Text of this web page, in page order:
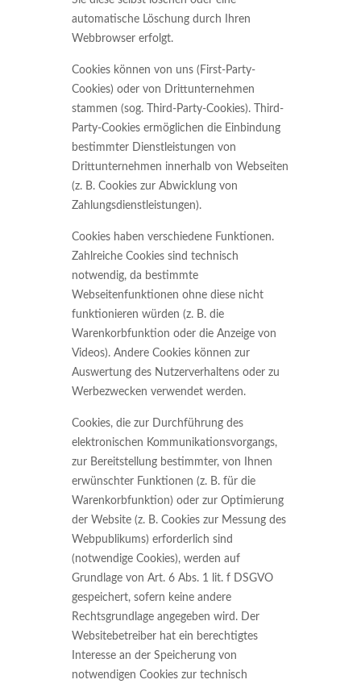
automatische Löschung durch Ihren
Webbrowser erfolgt.
Cookies können von uns (First-Party-
Cookies) oder von Drittunternehmen
stammen (sog. Third-Party-Cookies). Third-
Party-Cookies ermöglichen die Einbindung
bestimmter Dienstleistungen von
Drittunternehmen innerhalb von Webseiten
(z. B. Cookies zur Abwicklung von
Zahlungsdienstleistungen).
Cookies haben verschiedene Funktionen.
Zahlreiche Cookies sind technisch
notwendig, da bestimmte
Webseitenfunktionen ohne diese nicht
funktionieren würden (z. B. die
Warenkorbfunktion oder die Anzeige von
Videos). Andere Cookies können zur
Auswertung des Nutzerverhaltens oder zu
Werbezwecken verwendet werden.
Cookies, die zur Durchführung des
elektronischen Kommunikationsvorgangs,
zur Bereitstellung bestimmter, von Ihnen
erwünschter Funktionen (z. B. für die
Warenkorbfunktion) oder zur Optimierung
der Website (z. B. Cookies zur Messung des
Webpublikums) erforderlich sind
(notwendige Cookies), werden auf
Grundlage von Art. 6 Abs. 1 lit. f DSGVO
gespeichert, sofern keine andere
Rechtsgrundlage angegeben wird. Der
Websitebetreiber hat ein berechtigtes
Interesse an der Speicherung von
notwendigen Cookies zur technisch